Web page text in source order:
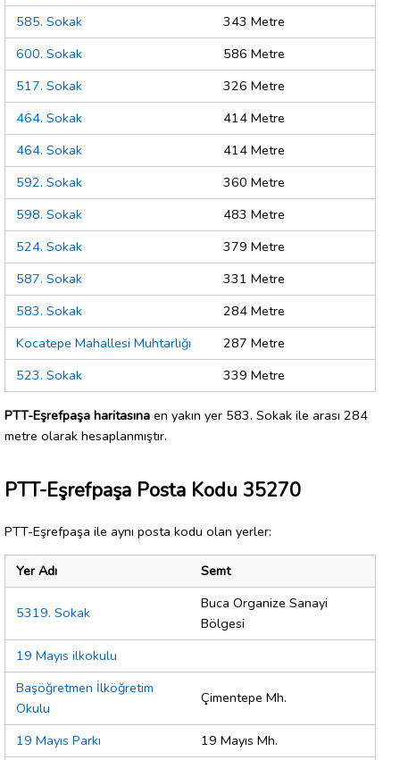
585. Sokak
343 Metre
600. Sokak
586 Metre
517. Sokak
326 Metre
464. Sokak
414 Metre
464. Sokak
414 Metre
592. Sokak
360 Metre
598. Sokak
483 Metre
524. Sokak
379 Metre
587. Sokak
331 Metre
583. Sokak
284 Metre
Kocatepe Mahallesi Muhtarlığı
287 Metre
523. Sokak
339 Metre
PTT-Eşrefpaşa haritasına en yakın yer 583. Sokak ile arası 284
metre olarak hesaplanmıştır.
PTT-Eşrefpaşa Posta Kodu 35270
PTT-Eşrefpaşa ile aynı posta kodu olan yerler:
Yer Adı Semt
5319. Sokak
Buca Organize Sanayi
Bölgesi
19 Mayıs ilkokulu
Başöğretmen İlköğretim
Okulu
Çimentepe Mh.
19 Mayıs Parkı
19 Mayıs Mh.